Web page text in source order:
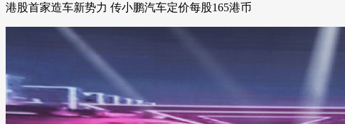
港股首家造车新势力 传小鹏汽车定价每股165港币